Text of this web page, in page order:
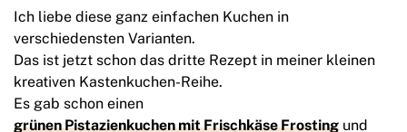
Ich liebe diese ganz einfachen Kuchen in
verschiedensten Varianten.
Das ist jetzt schon das dritte Rezept in meiner kleinen
kreativen Kastenkuchen-Reihe.
Es gab schon einen
grünen Pistazienkuchen mit Frischkäse Frosting und